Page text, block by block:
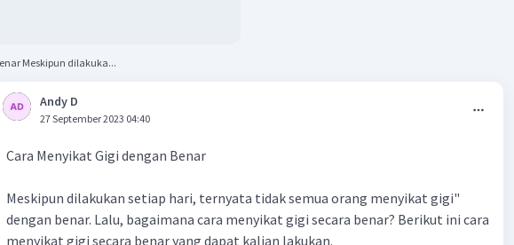
Cara Menyikat Gigi dengan Benar Meskipun dilakuka...
Andy D
27 September 2023 04:40
Cara Menyikat Gigi dengan Benar
Meskipun dilakukan setiap hari, ternyata tidak semua orang menyikat gigi"
dengan benar. Lalu, bagaimana cara menyikat gigi secara benar? Berikut ini cara
menyikat gigi secara benar yang dapat kalian lakukan.